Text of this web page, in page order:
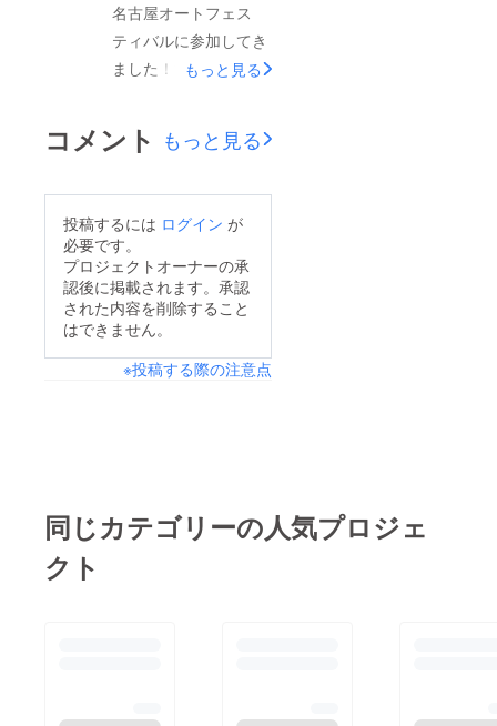
ファンディングはAll-
or-Nothing式となって
おり、目標金額へと届
届けできるという形で
きませんでしたので、
皆様に返金させていた
だきます。（自動的に
返金されるようになっ
ております。）またク
ラウドファンディング
のプロジェクト掲載を
行おうと考えておりま
名古屋オートフェス
ティバルに参加してき
ました！沢山の来場者
くの人にラッピングの
良さを伝えられたと思
第、フルラッピングの
施工・デザイン作成な
どに力を入れていこう
と思っています！是
よろしくお願いしま
もっと見る
コメント もっと見る
投稿するには ログイン が
必要です。
プロジェクトオーナーの承
認後に掲載されます。承認
された内容を削除すること
はできません。
※投稿する際の注意点
同じカテゴリーの人気プロジェ
クト